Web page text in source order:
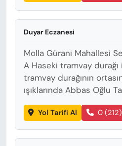
Duyar Eczanesi
Molla Gürani Mahallesi
A Haseki tramvay
tramvay durağının
ışıklarında Abbas Oğlu
Yol Tarifi Al 0